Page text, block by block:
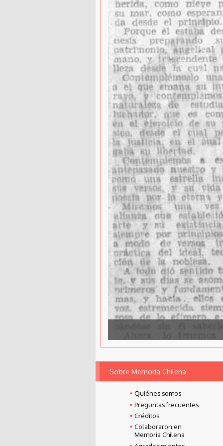
Sobre Memoria Chilena
Quiénes somos
Preguntas frecuentes
Créditos
Colaboraron en
Memoria Chilena